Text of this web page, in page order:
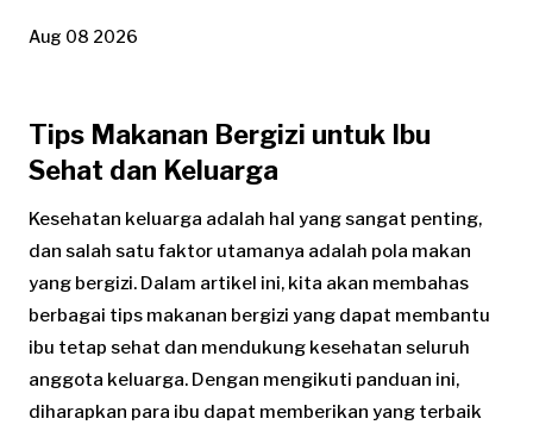
Aug 08 2026
Tips Makanan Bergizi untuk Ibu
Sehat dan Keluarga
Kesehatan keluarga adalah hal yang sangat penting,
dan salah satu faktor utamanya adalah pola makan
yang bergizi. Dalam artikel ini, kita akan membahas
berbagai tips makanan bergizi yang dapat membantu
ibu tetap sehat dan mendukung kesehatan seluruh
anggota keluarga. Dengan mengikuti panduan ini,
diharapkan para ibu dapat memberikan yang terbaik